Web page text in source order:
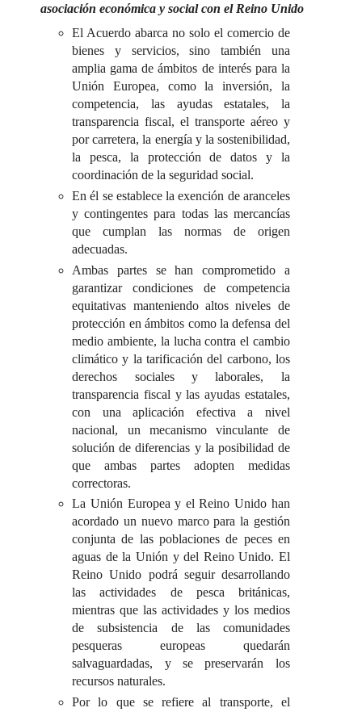
asociación económica y social con el Reino Unido
El Acuerdo abarca no solo el comercio de
bienes y servicios, sino también una
amplia gama de ámbitos de interés para la
Unión Europea, como la inversión, la
competencia, las ayudas estatales, la
transparencia fiscal, el transporte aéreo y
por carretera, la energía y la sostenibilidad,
la pesca, la protección de datos y la
coordinación de la seguridad social.
En él se establece la exención de aranceles
y contingentes para todas las mercancías
que cumplan las normas de origen
adecuadas.
Ambas partes se han comprometido a
garantizar condiciones de competencia
equitativas manteniendo altos niveles de
protección en ámbitos como la defensa del
medio ambiente, la lucha contra el cambio
climático y la tarificación del carbono, los
derechos sociales y laborales, la
transparencia fiscal y las ayudas estatales,
con una aplicación efectiva a nivel
nacional, un mecanismo vinculante de
solución de diferencias y la posibilidad de
que ambas partes adopten medidas
correctoras.
La Unión Europea y el Reino Unido han
acordado un nuevo marco para la gestión
conjunta de las poblaciones de peces en
aguas de la Unión y del Reino Unido. El
Reino Unido podrá seguir desarrollando
las actividades de pesca británicas,
mientras que las actividades y los medios
de subsistencia de las comunidades
pesqueras europeas quedarán
salvaguardadas, y se preservarán los
recursos naturales.
Por lo que se refiere al transporte, el